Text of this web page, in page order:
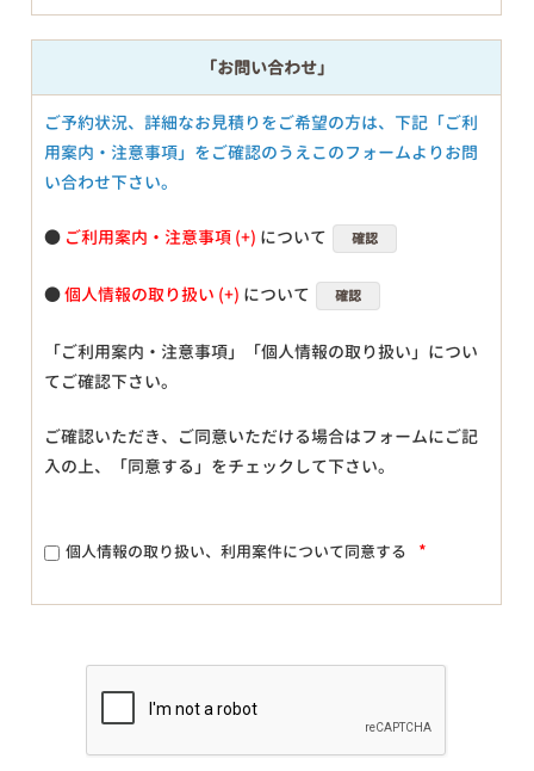
「お問い合わせ」
ご予約状況、詳細なお見積りをご希望の方は、下記「ご利
用案内・注意事項」をご確認のうえこのフォームよりお問
い合わせ下さい。
● ご利用案内・注意事項 について 確認
●個人情報の取り扱い について 確認
「ご利用案内・注意事項」「個人情報の取り扱い」につい
てご確認下さい。
ご確認いただき、ご同意いただける場合はフォームにご記
入の上、「同意する」をチェックして下さい。
個人情報の取り扱い、利用案件について同意する *